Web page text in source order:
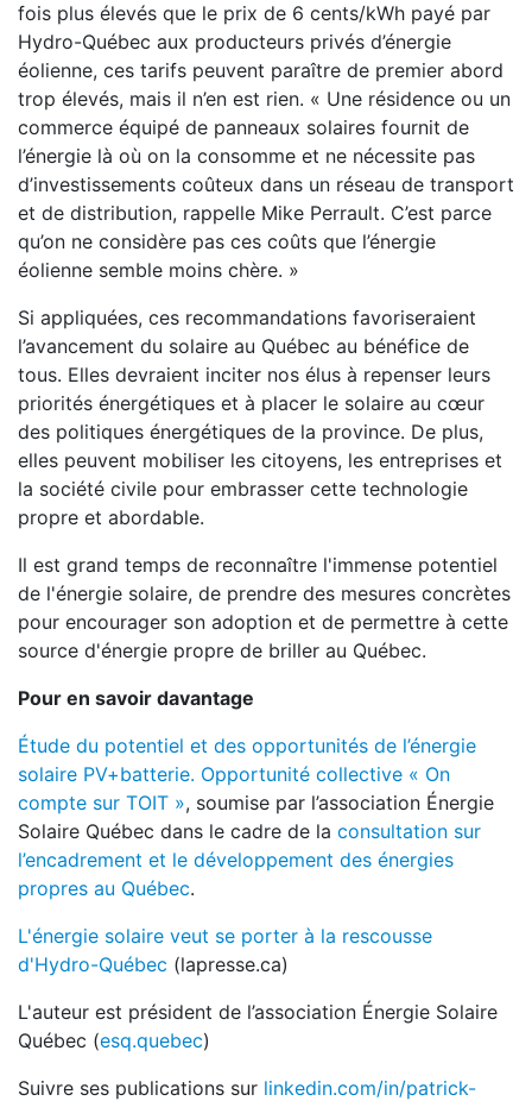
fois plus élevés que le prix de 6 cents/kWh payé par
Hydro-Québec aux producteurs privés d’énergie
éolienne, ces tarifs peuvent paraître de premier abord
trop élevés, mais il n’en est rien. « Une résidence ou un
commerce équipé de panneaux solaires fournit de
l’énergie là où on la consomme et ne nécessite pas
d’investissements coûteux dans un réseau de transport
et de distribution, rappelle Mike Perrault. C’est parce
qu’on ne considère pas ces coûts que l’énergie
éolienne semble moins chère. »
Si appliquées, ces recommandations favoriseraient
l’avancement du solaire au Québec au bénéfice de
tous. Elles devraient inciter nos élus à repenser leurs
priorités énergétiques et à placer le solaire au cœur
des politiques énergétiques de la province. De plus,
elles peuvent mobiliser les citoyens, les entreprises et
la société civile pour embrasser cette technologie
propre et abordable.
Il est grand temps de reconnaître l'immense potentiel
de l'énergie solaire, de prendre des mesures concrètes
pour encourager son adoption et de permettre à cette
source d'énergie propre de briller au Québec.
Pour en savoir davantage
Étude du potentiel et des opportunités de l’énergie
solaire PV+batterie. Opportunité collective « On
compte sur TOIT », soumise par l’association Énergie
Solaire Québec dans le cadre de la consultation sur
l’encadrement et le développement des énergies
propres au Québec.
L'énergie solaire veut se porter à la rescousse
d'Hydro-Québec (lapresse.ca)
L'auteur est président de l’association Énergie Solaire
Québec (esq.quebec)
Suivre ses publications sur linkedin.com/in/patrick-